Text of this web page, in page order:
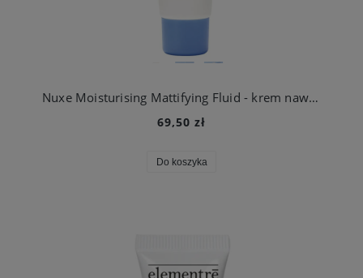
Nuxe Moisturising Mattifying Fluid - krem nawilżający skóra mieszana 50ml
69,50 zł
Do koszyka